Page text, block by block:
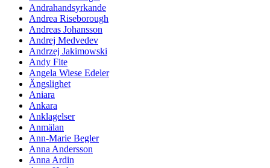
Andrahandsyrkande
Andrea Riseborough
Andreas Johansson
Andrej Medvedev
Andrzej Jakimowski
Andy Fite
Angela Wiese Edeler
Ängslighet
Aniara
Ankara
Anklagelser
Anmälan
Ann-Marie Begler
Anna Andersson
Anna Ardin